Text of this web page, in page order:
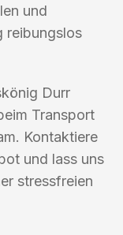
und
reibungslos
Durr
Transport
Kontaktiere
und lass uns
stressfreien